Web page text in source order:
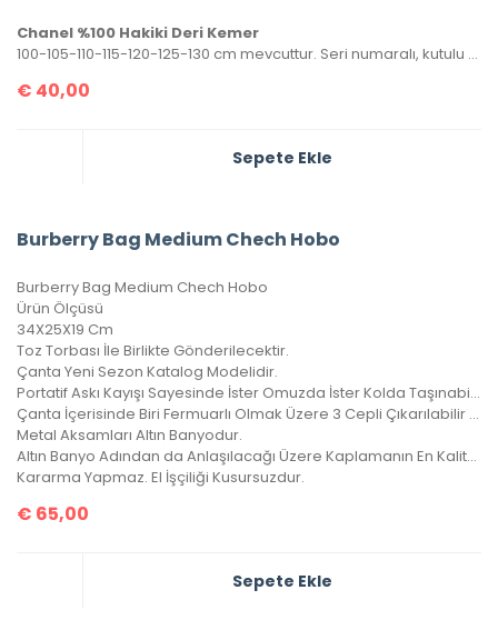
Chanel %100 Hakiki Deri Kemer
100-105-110-115-120-125-130 cm mevcuttur. Seri numaralı, kutulu ve sertifikalı olarak gönderilecektir.
€ 40,00
Sepete Ekle
Burberry Bag Medium Chech Hobo
Burberry Bag Medium Chech Hobo
Ürün Ölçüsü
34X25X19 Cm
Toz Torbası İle Birlikte Gönderilecektir.
Çanta Yeni Sezon Katalog Modelidir.
Portatif Askı Kayışı Sayesinde İster Omuzda İster Kolda Taşınabilir.
Çanta İçerisinde Biri Fermuarlı Olmak Üzere 3 Cepli Çıkarılabilir Cüzdanı Vardır.
Metal Aksamları Altın Banyodur.
Altın Banyo Adından da Anlaşılacağı Üzere Kaplamanın En Kaliteli Olanıdır.
Kararma Yapmaz. El İşçiliği Kusursuzdur.
€ 65,00
Sepete Ekle